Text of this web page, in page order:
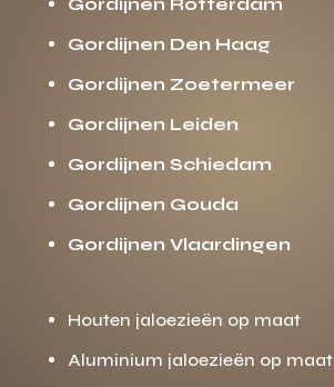
Gordijnen Den Haag
Gordijnen Zoetermeer
Gordijnen Leiden
Gordijnen Schiedam
Gordijnen Gouda
Gordijnen Vlaardingen
Houten jaloezieën op maat
Aluminium jaloezieën op maat